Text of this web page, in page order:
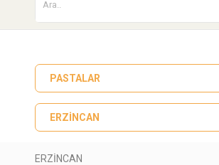
PASTALAR
ERZİNCAN
ERZİNCAN